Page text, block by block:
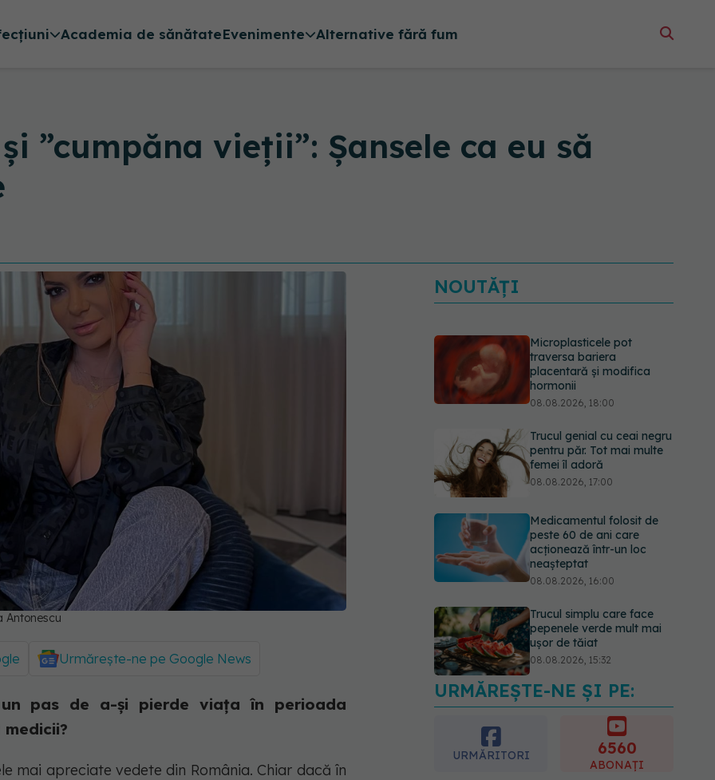
Academia de sănătateEvenimente Alternative fără fum
”cumpăna vieții”: Șansele ca eu să
Antonescu
Urmărește-ne pe Google News
pas de a-și pierde viața în perioada
mai apreciate vedete din România. Chiar dacă în
NOUTĂȚI
Microplasticele pot
traversa bariera
placentară și modifica
hormonii
08.08.2026, 18:00
Trucul genial cu ceai negru
pentru păr. Tot mai multe
femei îl adoră
08.08.2026, 17:00
Medicamentul folosit de
peste 60 de ani care
acționează într-un loc
neașteptat
08.08.2026, 16:00
Trucul simplu care face
pepenele verde mult mai
ușor de tăiat
08.08.2026, 15:32
Ce poți mânca și ce
trebuie să eviți dacă ai
gastrită: exemplu de
meniu care reduce
inflamația stomacului
URMĂREȘTE-NE ȘI PE:
URMĂRITORI 6560
ABONAȚI